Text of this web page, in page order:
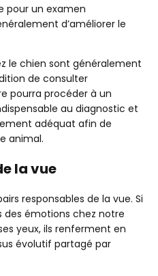
pour un examen
d’améliorer le
le chien sont généralement
de consulter
pourra procéder à un
au diagnostic et
adéquat afin de
animal.
la vue
responsables de la vue. Si
des émotions chez notre
yeux, ils renferment en
évolutif partagé par